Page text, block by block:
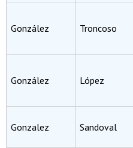
González Troncoso
González López
Gonzalez Sandoval